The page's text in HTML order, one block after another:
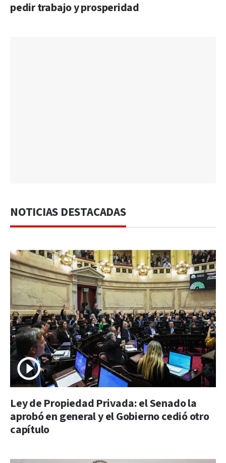
pedir trabajo y prosperidad
NOTICIAS DESTACADAS
Ley de Propiedad Privada: el Senado la
aprobó en general y el Gobierno cedió otro
capítulo